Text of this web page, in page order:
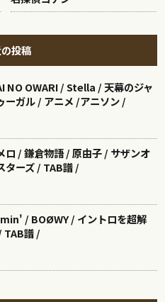
投稿
NO OWARI / Stella / 天幕のジャ
ーガル / アニメ /アニソン /
ロ / 鎌倉物語 / 原由子 / サザンオ
ターズ / TAB譜 /
/ BOØWY / イントロを超解
TAB譜 /